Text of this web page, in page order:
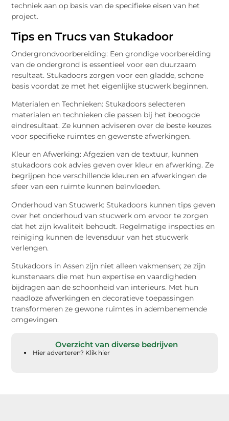
techniek aan op basis van de specifieke eisen van het
project.
Tips en Trucs van Stukadoor
Ondergrondvoorbereiding: Een grondige voorbereiding
van de ondergrond is essentieel voor een duurzaam
resultaat. Stukadoors zorgen voor een gladde, schone
basis voordat ze met het eigenlijke stucwerk beginnen.
Materialen en Technieken: Stukadoors selecteren
materialen en technieken die passen bij het beoogde
eindresultaat. Ze kunnen adviseren over de beste keuzes
voor specifieke ruimtes en gewenste afwerkingen.
Kleur en Afwerking: Afgezien van de textuur, kunnen
stukadoors ook advies geven over kleur en afwerking. Ze
begrijpen hoe verschillende kleuren en afwerkingen de
sfeer van een ruimte kunnen beïnvloeden.
Onderhoud van Stucwerk: Stukadoors kunnen tips geven
over het onderhoud van stucwerk om ervoor te zorgen
dat het zijn kwaliteit behoudt. Regelmatige inspecties en
reiniging kunnen de levensduur van het stucwerk
verlengen.
Stukadoors in Assen zijn niet alleen vakmensen; ze zijn
kunstenaars die met hun expertise en vaardigheden
bijdragen aan de schoonheid van interieurs. Met hun
naadloze afwerkingen en decoratieve toepassingen
transformeren ze gewone ruimtes in adembenemende
omgevingen.
Overzicht van diverse bedrijven
Hier adverteren? Klik hier